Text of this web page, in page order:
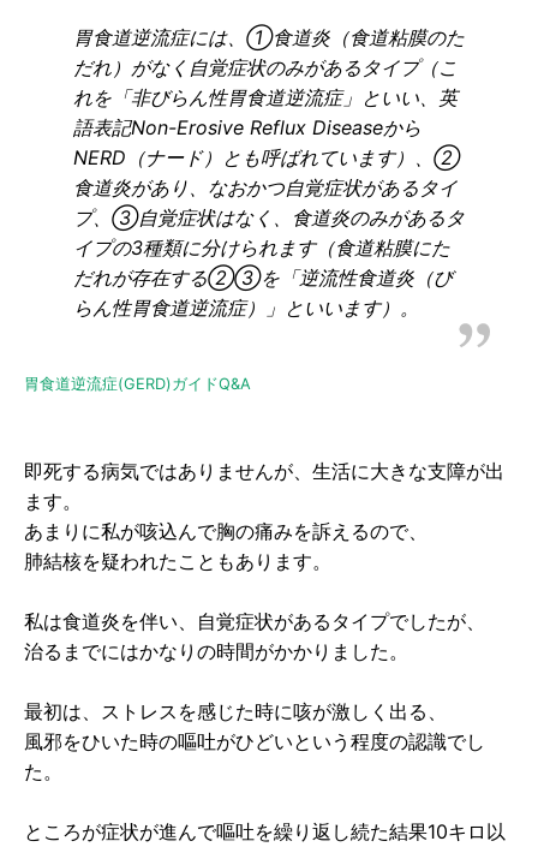
胃食道逆流症には、①食道炎（食道粘膜のた
だれ）がなく自覚症状のみがあるタイプ（こ
れを「非びらん性胃食道逆流症」といい、英
語表記Non-Erosive Reflux Diseaseから
NERD（ナード）とも呼ばれています）、②
食道炎があり、なおかつ自覚症状があるタイ
プ、③自覚症状はなく、食道炎のみがあるタ
イプの3種類に分けられます（食道粘膜にた
だれが存在する②③を「逆流性食道炎（び
らん性胃食道逆流症）」といいます）。
胃食道逆流症(GERD)ガイドQ&A
即死する病気ではありませんが、生活に大きな支障が出
ます。
あまりに私が咳込んで胸の痛みを訴えるので、
肺結核を疑われたこともあります。
私は食道炎を伴い、自覚症状があるタイプでしたが、
治るまでにはかなりの時間がかかりました。
最初は、ストレスを感じた時に咳が激しく出る、
風邪をひいた時の嘔吐がひどいという程度の認識でし
た。
ところが症状が進んで嘔吐を繰り返し続た結果10キロ以